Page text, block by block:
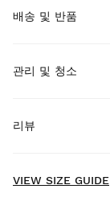
배송 및 반품
택배
관리 및 청소
리뷰
VIEW SIZE GUIDE